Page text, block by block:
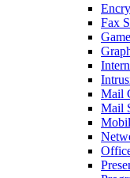
Fax
Mail
Mail